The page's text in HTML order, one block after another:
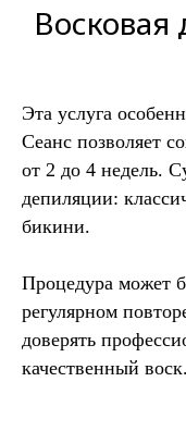
Эта услуга
Сеанс позволяет
от 2 до 4 недель.
депиляции:
бикини.
Процедура может
регулярном
доверять
качественный воск.